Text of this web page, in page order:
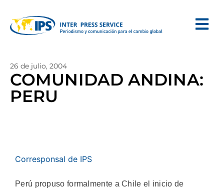
26 de julio, 2004
COMUNIDAD ANDINA:
PERU
Corresponsal de IPS
Perú propuso formalmente a Chile el inicio de